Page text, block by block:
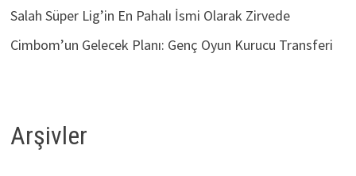
Salah Süper Lig’in En Pahalı İsmi Olarak Zirvede
Cimbom’un Gelecek Planı: Genç Oyun Kurucu Transferi
Arşivler